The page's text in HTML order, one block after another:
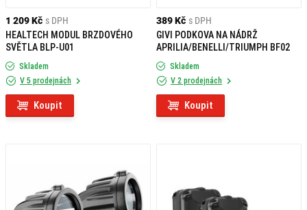
1 209 Kč s DPH
HEALTECH MODUL BRZDOVÉHO
SVĚTLA BLP-U01
Skladem
V 5 prodejnách
Koupit
389 Kč s DPH
GIVI PODKOVA NA NÁDRŽ
APRILIA/BENELLI/TRIUMPH BF02
Skladem
V 2 prodejnách
Koupit